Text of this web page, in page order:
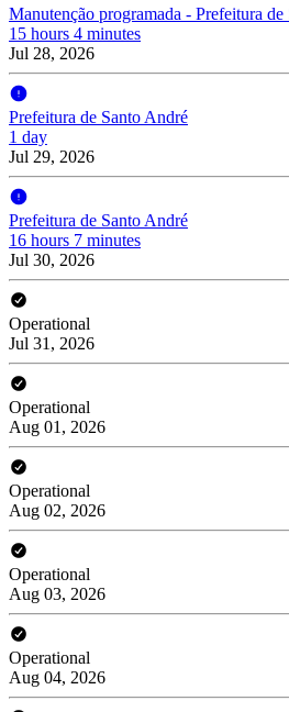
Manutenção programada - Prefeitura de
15 hours 4 minutes
Jul 28, 2026
Prefeitura de Santo André
1 day
Jul 29, 2026
Prefeitura de Santo André
16 hours 7 minutes
Jul 30, 2026
Operational
Jul 31, 2026
Operational
Aug 01, 2026
Operational
Aug 02, 2026
Operational
Aug 03, 2026
Operational
Aug 04, 2026